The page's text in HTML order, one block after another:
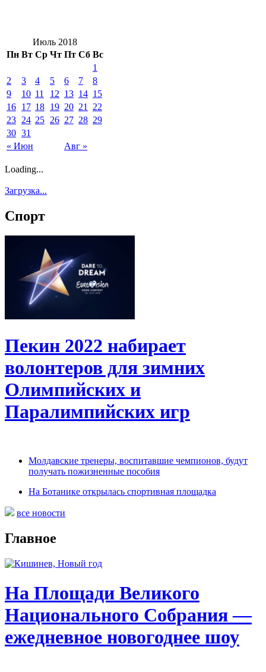
Июль 2018
Пн Вт Ср Чт Пт Сб Вс
« Июн Авг »
1
2
3 4 5 6 7
8
9
10 11 12 13 14 15
16 17 18 19 20 21
22
23 24 25 26 27 28 29
30 31
Loading...
Загрузка...
Спорт
Пекин 2022 набирает
волонтеров для зимних
Олимпийских и
Паралимпийских игр
Молдавские тренеры, воспитавшие чемпионов, будут
получать пожизненные пособия
На Ботанике открылась спортивная площадка
все новости
Главное
На Площади Великого
Национального Собрания —
ежедневное новогоднее шоу